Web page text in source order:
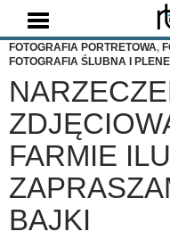
FOTOGRAFIA PORTRETOWA,
FOTOGRAFIA ŚLUBNA I
FARMIE
BAJKI